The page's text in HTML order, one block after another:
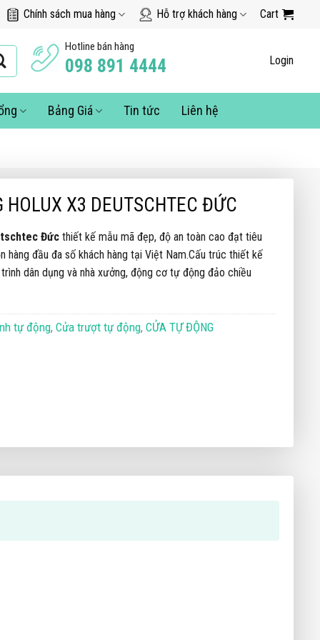
Chính sách mua hàng Hỗ trợ khách hàng Cart
Hotline bán hàng
098 891 4444 Login
Bảng Giá Tin tức Liên hệ
HOLUX X3 DEUTSCHTEC ĐỨC
Đức thiết kế mẫu mã đẹp, độ an toàn cao đạt tiêu
hàng đầu đa số khách hàng tại Việt Nam.Cấu trúc thiết kế
dân dụng và nhà xưởng, động cơ tự động đảo chiều
tự động, Cửa trượt tự động, CỬA TỰ ĐỘNG